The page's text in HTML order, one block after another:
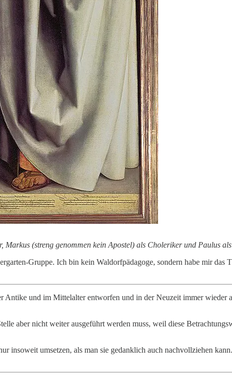
(streng genommen kein Apostel) als Choleriker und Paulus
Gruppe. Ich bin kein Waldorfpädagoge, sondern habe mir das
Antike und im Mittelalter entworfen und in der Neuzeit immer wieder
aber nicht weiter ausgeführt werden muss, weil diese
insoweit umsetzen, als man sie gedanklich auch nachvollziehen